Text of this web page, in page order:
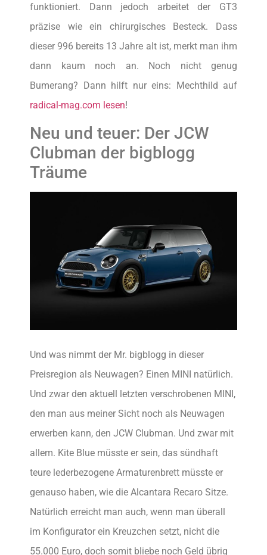
funktioniert. Dann jedoch arbeitet der GT3
präzise wie ein chirurgisches Besteck. Dass
dieser 996 bereits 13 Jahre alt ist, merkt man ihm
dann kaum noch an. Noch nicht genug
Bumerang? Dann hilft nur eins: Mechthild auf
radical-mag.com lesen!
Neu und teuer: Der JCW
Clubman der bigblogg
Träume
Und was nimmt der Mr. bigblogg in dieser
Preisregion als Neuwagen? Einen MINI natürlich.
Und zwar den aktuell letzten verschrobenen MINI,
den man aus meiner Sicht noch als Neuwagen
erwerben kann, den JCW Clubman. Und zwar mit
allem. Kite Blue müsste er sein, das sündhaft
teure lederbezogene Armaturenbrett müsste er
genauso haben, wie die Alcantara Recaro Sitze.
Natürlich erreicht man auch, wenn man überall
im Konfigurator ein Kreuzchen setzt, nicht die
55.000 Euro, doch somit bliebe noch Geld übrig